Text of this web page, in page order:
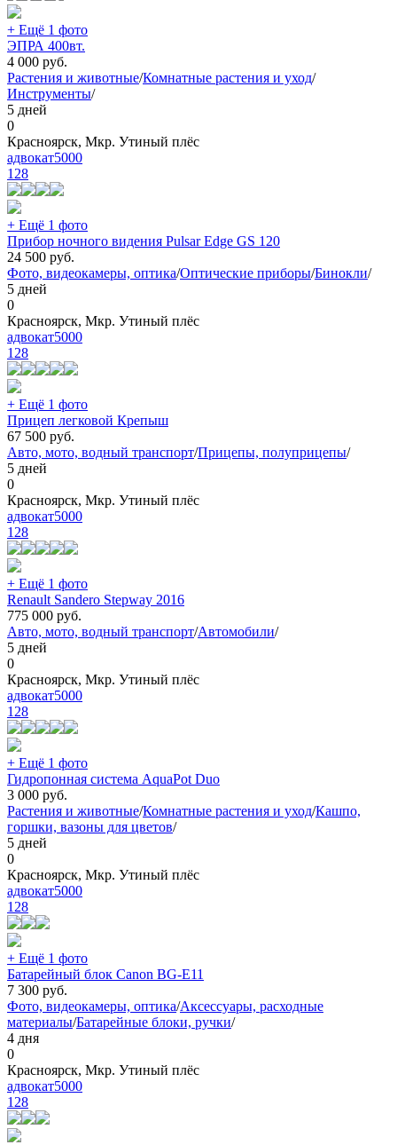
+ Ещё 1 фото
ЭПРА 400вт.
4 000 руб.
Растения и животные/Комнатные растения и уход/
Инструменты/
5 дней
0
Красноярск, Мкр. Утиный плёс
адвокат5000
128
+ Ещё 1 фото
Прибор ночного видения Pulsar Edge GS 120
24 500 руб.
Фото, видеокамеры, оптика/Оптические приборы/Бинокли/
5 дней
0
Красноярск, Мкр. Утиный плёс
адвокат5000
128
+ Ещё 1 фото
Прицеп легковой Крепыш
67 500 руб.
Авто, мото, водный транспорт/Прицепы, полуприцепы/
5 дней
0
Красноярск, Мкр. Утиный плёс
адвокат5000
128
+ Ещё 1 фото
Renault Sandero Stepway 2016
775 000 руб.
Авто, мото, водный транспорт/Автомобили/
5 дней
0
Красноярск, Мкр. Утиный плёс
адвокат5000
128
+ Ещё 1 фото
Гидропонная система AquaPot Duo
3 000 руб.
Растения и животные/Комнатные растения и уход/Кашпо,
горшки, вазоны для цветов/
5 дней
0
Красноярск, Мкр. Утиный плёс
адвокат5000
128
+ Ещё 1 фото
Батарейный блок Canon BG-E11
7 300 руб.
Фото, видеокамеры, оптика/Аксессуары, расходные
материалы/Батарейные блоки, ручки/
4 дня
0
Красноярск, Мкр. Утиный плёс
адвокат5000
128